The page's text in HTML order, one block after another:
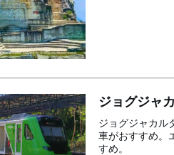
ジョグジャ
ジョグジャカル
車がおすすめ。
すめ。